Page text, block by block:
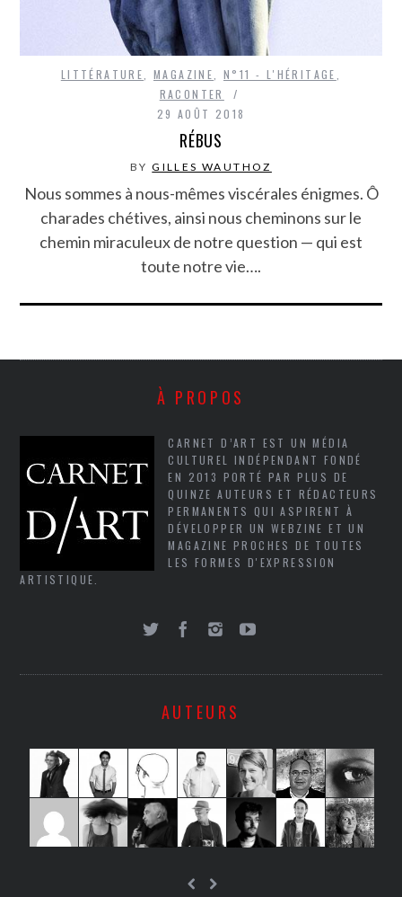
LITTÉRATURE MAGAZINE N°11 - L'HÉRITAGE
RACONTER
29 AOÛT 2018
RÉBUS
BYGILLES WAUTHOZ
Nous sommes à nous-mêmes viscérales énigmes. Ô
charades chétives, ainsi nous cheminons sur le
chemin miraculeux de notre question — qui est
toute notre vie….
À PROPOS
CARNET D’ART EST UN MÉDIA
CULTUREL INDÉPENDANT FONDÉ
EN 2013 PORTÉ PAR PLUS DE
QUINZE AUTEURS ET RÉDACTEURS
PERMANENTS QUI ASPIRENT À
DÉVELOPPER UN WEBZINE ET UN
MAGAZINE PROCHES DE TOUTES
LES FORMES D'EXPRESSION
ARTISTIQUE.
AUTEURS